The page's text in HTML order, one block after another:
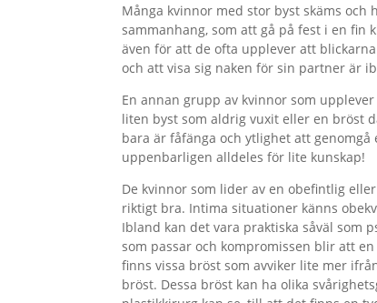
Många kvinnor med stor byst skäms och
sammanhang, som att gå på fest i en
även för att de ofta upplever att
och att visa sig naken för sin partner är
En annan grupp av kvinnor som
liten byst som aldrig vuxit eller en bröst
bara är fåfänga och ytlighet att
uppenbarligen alldeles för lite kunskap!
De kvinnor som lider av en obefintlig
riktigt bra. Intima situationer känns
Ibland kan det vara praktiska såväl som
som passar och kompromissen blir att
finns vissa bröst som avviker lite mer
bröst. Dessa bröst kan ha olika